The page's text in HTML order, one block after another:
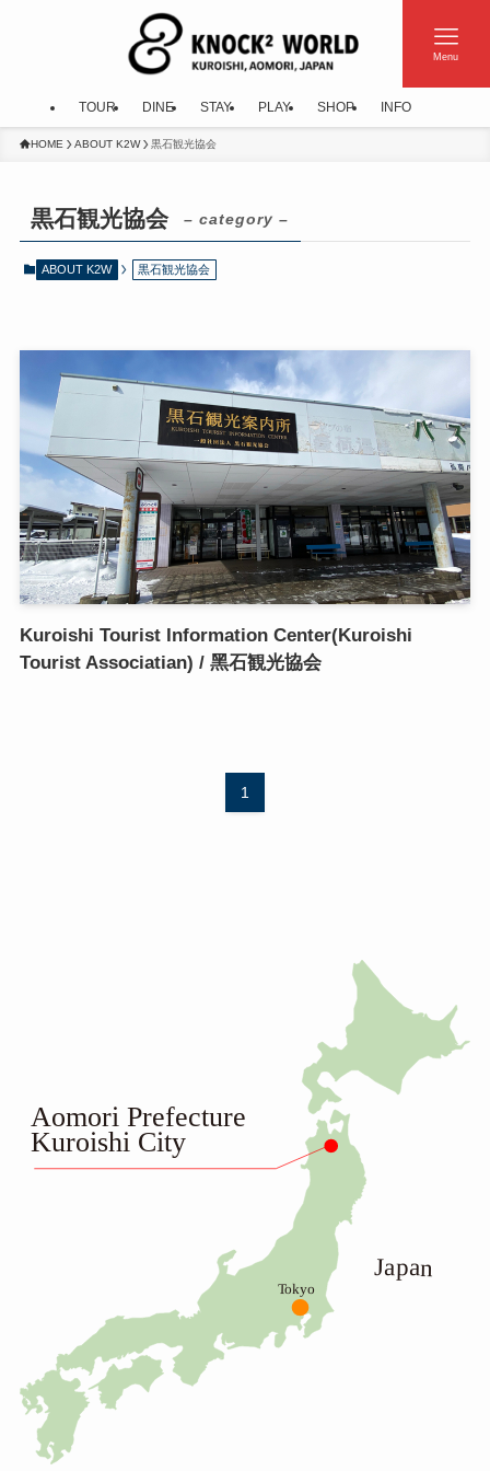
Menu
TOUR DINE STAY PLAY SHOP INFO
HOME ABOUT K2W 黒石観光協会
黒石観光協会 – category –
ABOUT K2W 黒石観光協会
Kuroishi Tourist Information Center(Kuroishi
Tourist Associatian) / 黑石観光協会
1